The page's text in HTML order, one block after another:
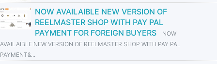
NOW AVAILAIBLE NEW VERSION OF
REELMASTER SHOP WITH PAY PAL
PAYMENT FOR FOREIGN BUYERS
NOW
AVAILAIBLE NEW VERSION OF REELMASTER SHOP WITH PAY PAL
PAYMENT&...